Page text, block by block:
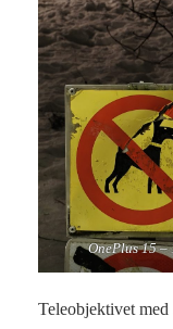
OnePlus 15 –
Teleobjektivet